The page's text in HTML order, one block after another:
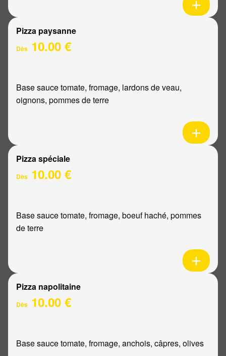
Pizza paysanne
Dès 10.00 €
Base sauce tomate, fromage, lardons de veau,
oignons, pommes de terre
Pizza spéciale
Dès 10.00 €
Base sauce tomate, fromage, boeuf haché, pommes
de terre
Pizza napolitaine
Dès 10.00 €
Base sauce tomate, fromage, anchois, câpres, olives